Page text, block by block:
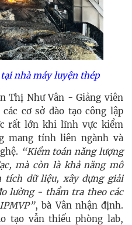
nhà máy luyện thép
Thị Như Vân - Giảng viên
cơ sở đào tạo công lập
rất lớn khi lĩnh vực kiểm
mang tính liên ngành và
“Kiểm toán năng lượng
mà còn là khả năng mô
tích dữ liệu, xây dựng giải
lường - thẩm tra theo các
, bà Vân nhận định.
tạo vẫn thiếu phòng lab,